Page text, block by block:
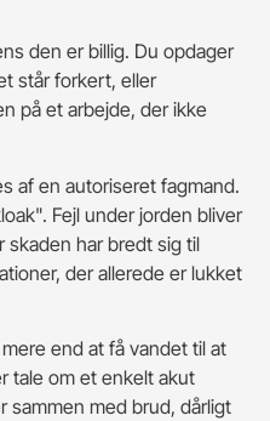
den er billig. Du opdager
står forkert, eller
på et arbejde, der ikke
af en autoriseret fagmand.
Fejl under jorden bliver
skaden har bredt sig til
der allerede er lukket
end at få vandet til at
tale om et enkelt akut
med brud, dårligt